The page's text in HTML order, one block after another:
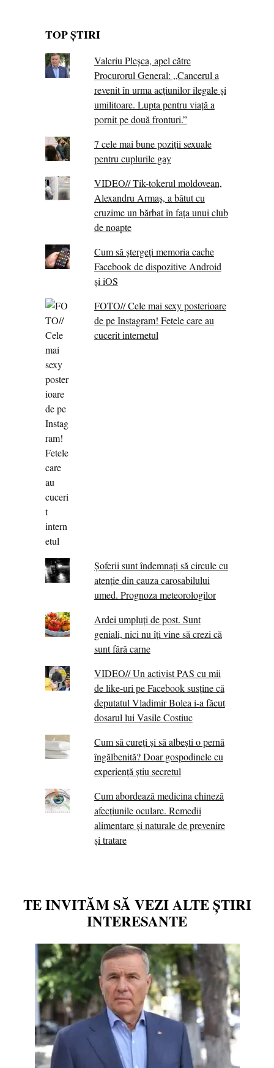
TOP ȘTIRI
Valeriu Pleșca, apel către
Procurorul General: „Cancerul a
revenit în urma acțiunilor ilegale și
umilitoare. Lupta pentru viață a
pornit pe două fronturi.”
7 cele mai bune poziții sexuale
pentru cuplurile gay
VIDEO// Tik-tokerul moldovean,
Alexandru Armaș, a bătut cu
cruzime un bărbat în fața unui club
de noapte
Cum să ștergeți memoria cache
Facebook de dispozitive Android
și iOS
FOTO// Cele mai sexy posterioare
de pe Instagram! Fetele care au
cucerit internetul
Șoferii sunt îndemnați să circule cu
atenție din cauza carosabilului
umed. Prognoza meteorologilor
Ardei umpluți de post. Sunt
geniali, nici nu îți vine să crezi că
sunt fără carne
VIDEO// Un activist PAS cu mii
de like-uri pe Facebook susține că
deputatul Vladimir Bolea i-a făcut
dosarul lui Vasile Costiuc
Cum să cureți și să albești o pernă
îngălbenită? Doar gospodinele cu
experiență știu secretul
Cum abordează medicina chineză
afecțiunile oculare. Remedii
alimentare și naturale de prevenire
și tratare
TE INVITĂM SĂ VEZI ALTE ȘTIRI
INTERESANTE